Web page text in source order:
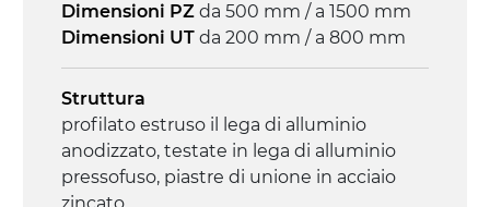
Dimensioni PZ da 500 mm / a 1500 mm
Dimensioni UT da 200 mm / a 800 mm
Struttura
profilato estruso il lega di alluminio
anodizzato, testate in lega di alluminio
pressofuso, piastre di unione in acciaio